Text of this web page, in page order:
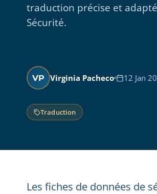
traduction précise et
Sécurité.
VP Virginia Pacheco 12 Jan
Traduction
Les fiches de données de